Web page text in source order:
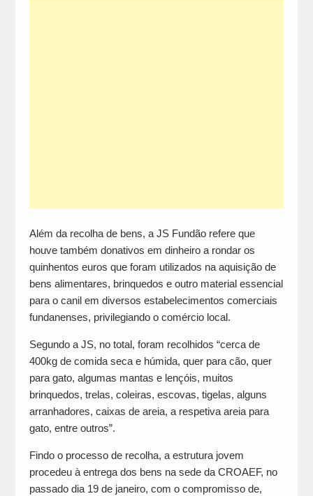
Além da recolha de bens, a JS Fundão refere que
houve também donativos em dinheiro a rondar os
quinhentos euros que foram utilizados na aquisição de
bens alimentares, brinquedos e outro material essencial
para o canil em diversos estabelecimentos comerciais
fundanenses, privilegiando o comércio local.
Segundo a JS, no total, foram recolhidos “cerca de
400kg de comida seca e húmida, quer para cão, quer
para gato, algumas mantas e lençóis, muitos
brinquedos, trelas, coleiras, escovas, tigelas, alguns
arranhadores, caixas de areia, a respetiva areia para
gato, entre outros”.
Findo o processo de recolha, a estrutura jovem
procedeu à entrega dos bens na sede da CROAEF, no
passado dia 19 de janeiro, com o compromisso de,